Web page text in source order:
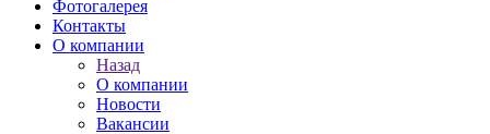
Фотогалерея
Контакты
О компании
Назад
О компании
Новости
Вакансии